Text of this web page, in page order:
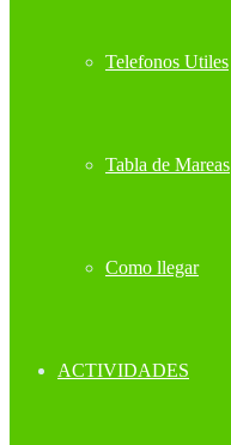
Telefonos Utiles
Tabla de Mareas
Como llegar
ACTIVIDADES